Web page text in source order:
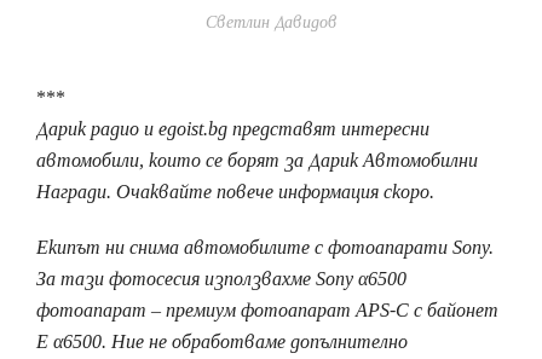
Светлин Давидов
***
Дарик радио и egoist.bg представят интересни
автомобили, които се борят за Дарик Автомобилни
Награди. Очаквайте повече информация скоро.
Екипът ни снима автомобилите с фотоапарати Sony.
За тази фотосесия използвахме Sony α6500
фотоапарат – премиум фотоапарат APS-C с байонет
Е α6500. Ние не обработваме допълнително